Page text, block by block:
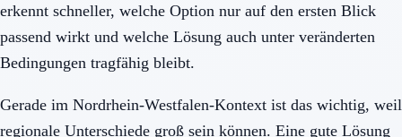
erkennt schneller, welche Option nur auf den ersten Blick
passend wirkt und welche Lösung auch unter veränderten
Bedingungen tragfähig bleibt.
Gerade im Nordrhein-Westfalen-Kontext ist das wichtig, weil
regionale Unterschiede groß sein können. Eine gute Lösung